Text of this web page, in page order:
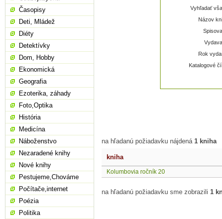
Vyhľadať
Názov
Rok
Katalogové
na hľadanú požiadavku nájdená 1 kniha
kniha
Kolumbovia ročník 20
na hľadanú požiadavku sme zobrazili 1
Časopisy
Deti, Mládež
Diéty
Detektívky
Dom, Hobby
Ekonomická
Geografia
Ezoterika, záhady
Foto,Optika
História
Medicína
Náboženstvo
Nezaradené knihy
Nové knihy
Pestujeme,Chováme
Počítače,internet
Poézia
Politika